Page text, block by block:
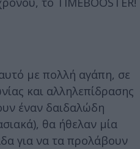
με πολλή αγάπη, σε
και αλληλεπίδρασης
έναν δαιδαλώδη
θα ήθελαν μία
για να τα προλάβουν